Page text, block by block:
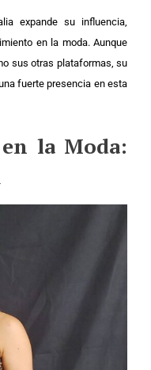
expande su influencia,
en la moda. Aunque
sus otras plataformas, su
fuerte presencia en esta
la Moda: